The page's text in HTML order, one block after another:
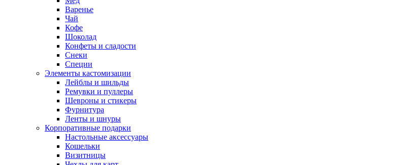
Варенье
Чай
Кофе
Шоколад
Конфеты и сладости
Снеки
Специи
Элементы кастомизации
Лейблы и шильды
Ремувки и пуллеры
Шевроны и стикеры
Фурнитура
Ленты и шнуры
Корпоративные подарки
Настольные аксессуары
Кошельки
Визитницы